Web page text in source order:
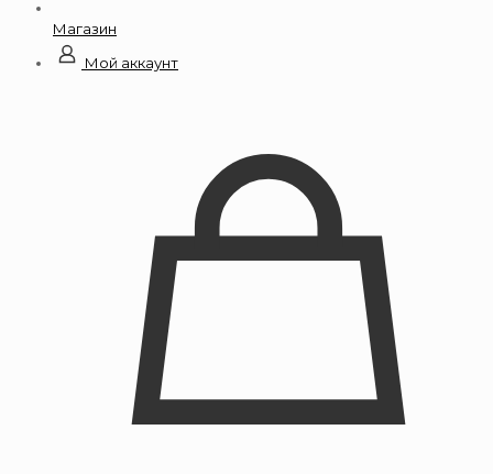
Магазин
Мой аккаунт